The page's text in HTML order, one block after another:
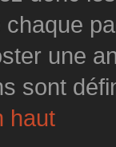
chaque
une
sont
haut